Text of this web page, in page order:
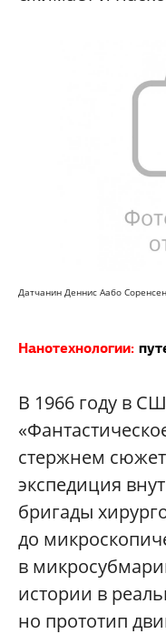
Датчанин Деннис Аабо
Нанотехнологии:
В 1966 году в
стержнем
экспедиция
бригады
до
в
истории в
но прототип